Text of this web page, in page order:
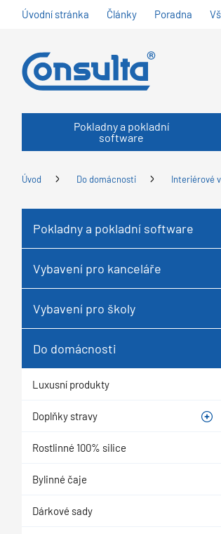
Úvodní stránka Články Poradna
Pokladny a pokladní
software
Úvod Do domácnosti Interiérové
Pokladny a pokladní software
Vybavení pro kanceláře
Vybavení pro školy
Do domácnosti
Luxusní produkty
Doplňky stravy
Rostlinné 100% silice
Bylinné čaje
Dárkové sady